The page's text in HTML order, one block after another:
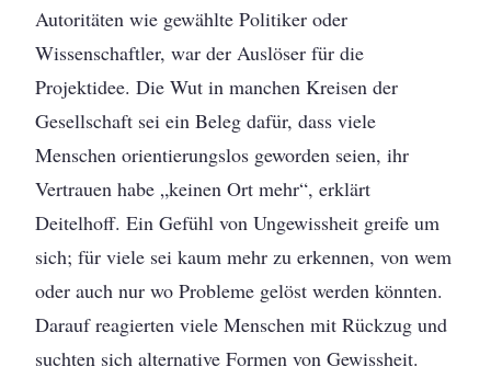
Autoritäten wie gewählte Politiker oder
Wissenschaftler, war der Auslöser für die
Projektidee. Die Wut in manchen Kreisen der
Gesellschaft sei ein Beleg dafür, dass viele
Menschen orientierungslos geworden seien, ihr
Vertrauen habe „keinen Ort mehr“, erklärt
Deitelhoff. Ein Gefühl von Ungewissheit greife um
sich; für viele sei kaum mehr zu erkennen, von wem
oder auch nur wo Probleme gelöst werden könnten.
Darauf reagierten viele Menschen mit Rückzug und
suchten sich alternative Formen von Gewissheit.